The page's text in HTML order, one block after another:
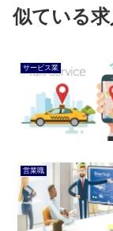
似ている
サービス業
営業職